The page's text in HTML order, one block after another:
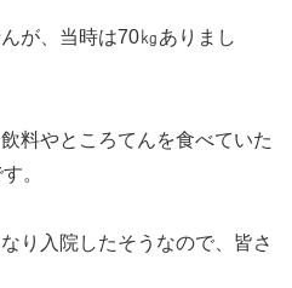
が、当時は70㎏ありまし
料やところてんを食べていた
。
り入院したそうなので、皆さ